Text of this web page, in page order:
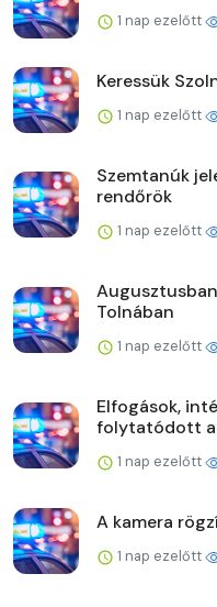
1 nap ezelőtt
Keressük
1 nap ezelőtt
Szemtanúk
rendőrök
1 nap ezelőtt
Tolnában
1 nap ezelőtt
Elfogások,
folytatódott
1 nap ezelőtt
A kamera
1 nap ezelőtt